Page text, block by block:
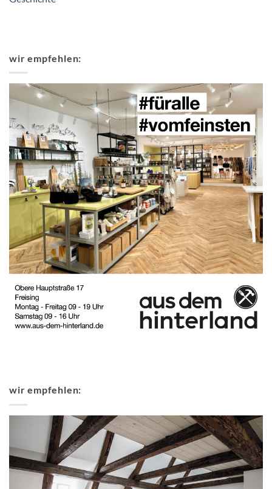
wir empfehlen:
wir empfehlen: